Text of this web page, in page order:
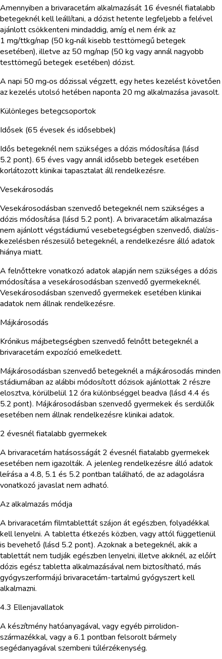
Amennyiben a brivaracetám alkalmazását 16 évesnél fiatalabb
betegeknél kell leállítani, a dózist hetente legfeljebb a felével
ajánlott csökkenteni mindaddig, amíg el nem érik az
1 mg/ttkg/nap (50 kg‑nál kisebb testtömegű betegek
esetében), illetve az 50 mg/nap (50 kg vagy annál nagyobb
testtömegű betegek esetében) dózist.
A napi 50 mg‑os dózissal végzett, egy hetes kezelést követően
az kezelés utolsó hetében naponta 20 mg alkalmazása javasolt.
Különleges betegcsoportok
Idősek (65 évesek és idősebbek)
Idős betegeknél nem szükséges a dózis módosítása (lásd
5.2 pont). 65 éves vagy annál idősebb betegek esetében
korlátozott klinikai tapasztalat áll rendelkezésre.
Vesekárosodás
Vesekárosodásban szenvedő betegeknél nem szükséges a
dózis módosítása (lásd 5.2 pont). A brivaracetám alkalmazása
nem ajánlott végstádiumú vesebetegségben szenvedő, dialízis-
kezelésben részesülő betegeknél, a rendelkezésre álló adatok
hiánya miatt.
A felnőttekre vonatkozó adatok alapján nem szükséges a dózis
módosítása a vesekárosodásban szenvedő gyermekeknél.
Vesekárosodásban szenvedő gyermekek esetében klinikai
adatok nem állnak rendelkezésre.
Májkárosodás
Krónikus májbetegségben szenvedő felnőtt betegeknél a
brivaracetám expozíció emelkedett.
Májkárosodásban szenvedő betegeknél a májkárosodás minden
stádiumában az alábbi módosított dózisok ajánlottak 2 részre
elosztva, körülbelül 12 óra különbséggel beadva (lásd 4.4 és
5.2 pont). Májkárosodásban szenvedő gyermekek és serdülők
esetében nem állnak rendelkezésre klinikai adatok.
2 évesnél fiatalabb gyermekek
A brivaracetám hatásosságát 2 évesnél fiatalabb gyermekek
esetében nem igazolták. A jelenleg rendelkezésre álló adatok
leírása a 4.8, 5.1 és 5.2 pontban található, de az adagolásra
vonatkozó javaslat nem adható.
Az alkalmazás módja
A brivaracetám filmtablettát szájon át egészben, folyadékkal
kell lenyelni. A tabletta étkezés közben, vagy attól függetlenül
is bevehető (lásd 5.2 pont). Azoknak a betegeknél, akik a
tablettát nem tudják egészben lenyelni, illetve akiknél, az előírt
dózis egész tabletta alkalmazásával nem biztosítható, más
gyógyszerformájú brivaracetám-tartalmú gyógyszert kell
alkalmazni.
4.3 Ellenjavallatok
A készítmény hatóanyagával, vagy egyéb pirrolidon-
származékkal, vagy a 6.1 pontban felsorolt bármely
segédanyagával szembeni túlérzékenység.